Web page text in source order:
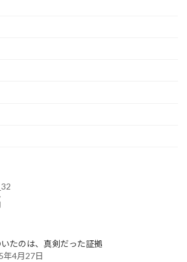
たのは、真剣だった証拠
年4月27日